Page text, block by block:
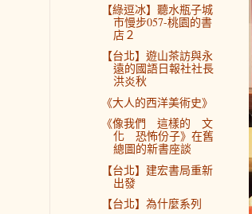
【綠逗冰】聽水瓶子城
市慢步057-桃園的書
店２
【台北】遊山茶訪與永
遠的國語日報社社長
洪炎秋
《大人的西洋美術史》
《像我們 這樣的 文
化 恐怖份子》在舊
總圖的新書座談
【台北】建宏書局重新
出發
【台北】為什麼系列